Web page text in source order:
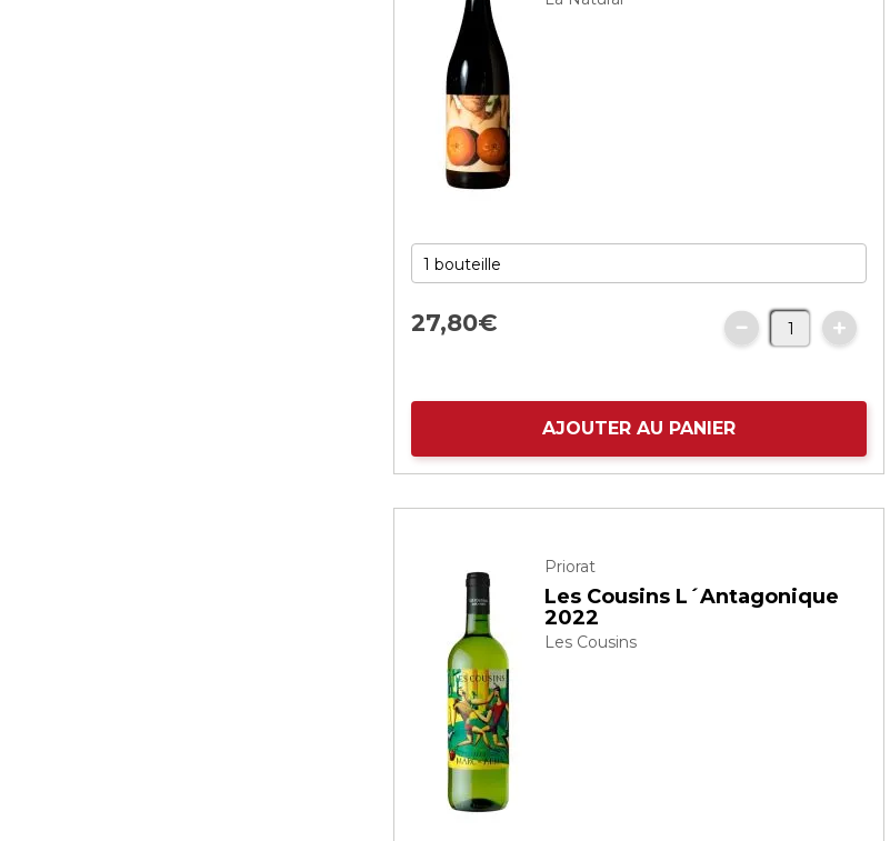
27,80€
AJOUTER AU PANIER
Priorat
Les Cousins L´Antagonique
2022
Les Cousins